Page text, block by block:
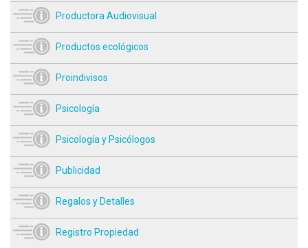
Productora Audiovisual
Productos ecológicos
Proindivisos
Psicología
Psicología y Psicólogos
Publicidad
Regalos y Detalles
Registro Propiedad